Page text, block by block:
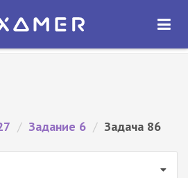
2027
ОТКРЫТЬ
/ Задание 6 / Задача 86